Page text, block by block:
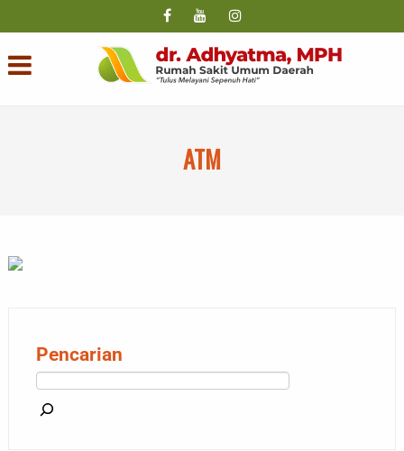
ATM
Pencarian